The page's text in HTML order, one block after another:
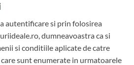
autentificare si prin folosirea
dumneavoastra ca si
si conditiile aplicate de catre
care sunt enumerate in urmatoarele